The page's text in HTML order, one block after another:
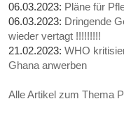
06.03.2023: Pläne für
06.03.2023: Dringende
wieder vertagt !!!!!!!!!
21.02.2023:WHO
Ghana anwerben
Alle Artikel zum Thema